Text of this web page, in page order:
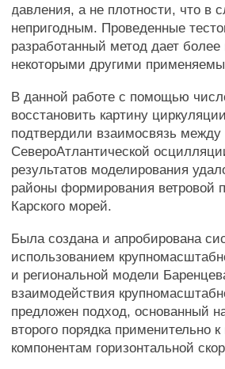
давления, а не плотности, что в
непригодным. Проведенные
разработанный метод дает
некоторыми другими
В данной работе с помощью
восстановить картину
подтвердили взаимосвязь
СевероАтлантической
результатов моделирования
районы формирования ветровой
Карского морей.
Была создана и апробирована
использованием
и региональной модели
взаимодействия
предложен подход, основанный
второго порядка применительно
компонентам горизонтальной